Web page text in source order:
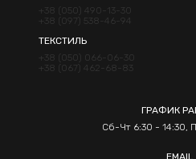
+38 (050) 490-13-30
+38 (097) 538-46-94
ТЕКСТИЛЬ
+38 (050) 066-06-30
+38 (067) 462-68-83
ГРАФИК
Сб-Чт 6:30 - 14:30,
EMAIL